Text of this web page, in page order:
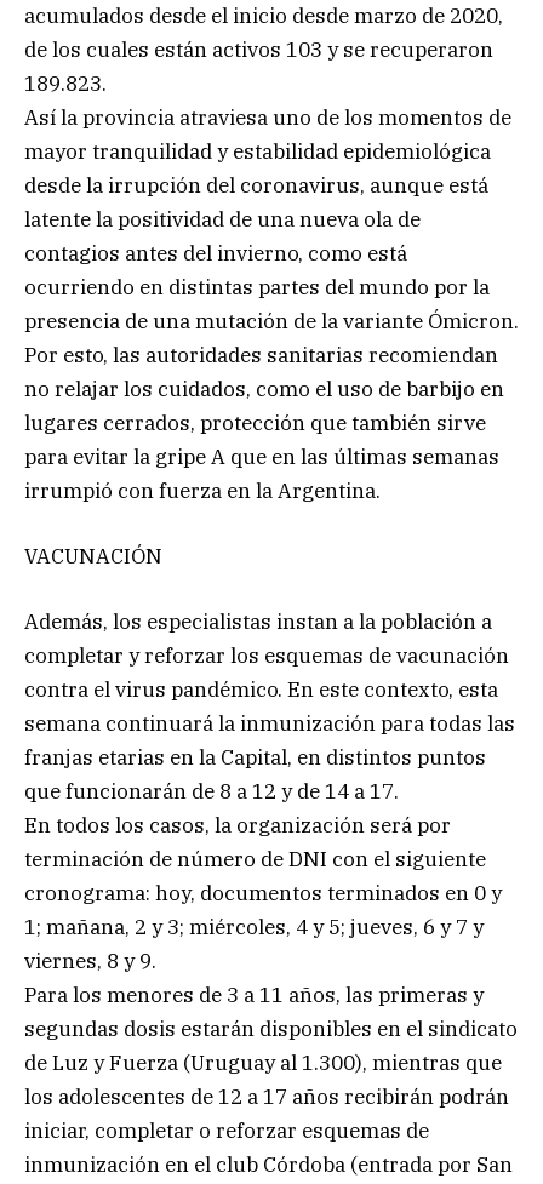
acumulados desde el inicio desde marzo de 2020,
de los cuales están activos 103 y se recuperaron
189.823.
Así la provincia atraviesa uno de los momentos de
mayor tranquilidad y estabilidad epidemiológica
desde la irrupción del coronavirus, aunque está
latente la positividad de una nueva ola de
contagios antes del invierno, como está
ocurriendo en distintas partes del mundo por la
presencia de una mutación de la variante Ómicron.
Por esto, las autoridades sanitarias recomiendan
no relajar los cuidados, como el uso de barbijo en
lugares cerrados, protección que también sirve
para evitar la gripe A que en las últimas semanas
irrumpió con fuerza en la Argentina.
VACUNACIÓN
Además, los especialistas instan a la población a
completar y reforzar los esquemas de vacunación
contra el virus pandémico. En este contexto, esta
semana continuará la inmunización para todas las
franjas etarias en la Capital, en distintos puntos
que funcionarán de 8 a 12 y de 14 a 17.
En todos los casos, la organización será por
terminación de número de DNI con el siguiente
cronograma: hoy, documentos terminados en 0 y
1; mañana, 2 y 3; miércoles, 4 y 5; jueves, 6 y 7 y
viernes, 8 y 9.
Para los menores de 3 a 11 años, las primeras y
segundas dosis estarán disponibles en el sindicato
de Luz y Fuerza (Uruguay al 1.300), mientras que
los adolescentes de 12 a 17 años recibirán podrán
iniciar, completar o reforzar esquemas de
inmunización en el club Córdoba (entrada por San